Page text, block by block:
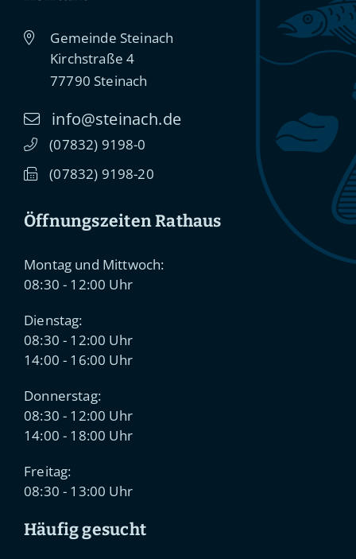
Gemeinde Steinach
Kirchstraße 4
77790 Steinach
info@steinach.de
(07832) 91 98-0
(07832) 91 98-20
Öffnungszeiten Rathaus
Montag und Mittwoch:
08:30 - 12:00 Uhr
Dienstag:
08:30 - 12:00 Uhr
14:00 - 16:00 Uhr
Donnerstag:
08:30 - 12:00 Uhr
14:00 - 18:00 Uhr
Freitag:
08:30 - 13:00 Uhr
Häufig gesucht